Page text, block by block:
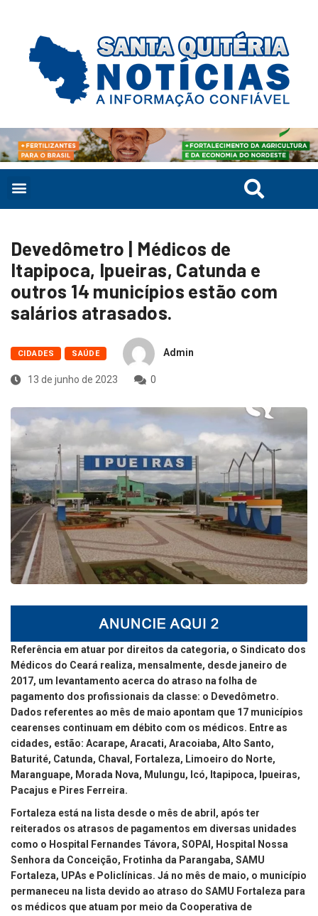
Devedômetro | Médicos de
Itapipoca, Ipueiras, Catunda e
outros 14 municípios estão com
salários atrasados.
CIDADES SAÚDE Admin
13 de junho de 2023 0
Referência em atuar por direitos da categoria, o Sindicato dos
Médicos do Ceará realiza, mensalmente, desde janeiro de
2017, um levantamento acerca do atraso na folha de
pagamento dos profissionais da classe: o Devedômetro.
Dados referentes ao mês de maio apontam que 17 municípios
cearenses continuam em débito com os médicos. Entre as
cidades, estão: Acarape, Aracati, Aracoiaba, Alto Santo,
Baturité, Catunda, Chaval, Fortaleza, Limoeiro do Norte,
Maranguape, Morada Nova, Mulungu, Icó, Itapipoca, Ipueiras,
Pacajus e Pires Ferreira.
Fortaleza está na lista desde o mês de abril, após ter
reiterados os atrasos de pagamentos em diversas unidades
como o Hospital Fernandes Távora, SOPAI, Hospital Nossa
Senhora da Conceição, Frotinha da Parangaba, SAMU
Fortaleza, UPAs e Policlínicas. Já no mês de maio, o município
permaneceu na lista devido ao atraso do SAMU Fortaleza para
os médicos que atuam por meio da Cooperativa de